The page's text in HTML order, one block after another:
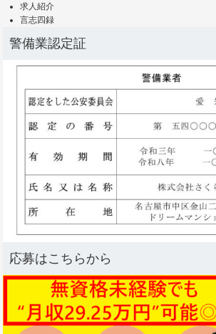
求人紹介
言志四録
警備業認定証
応募はこちらから